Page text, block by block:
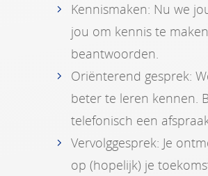
Kennismaken: Nu we
jou om kennis te
beantwoorden.
Oriënterend gesprek:
beter te leren kennen.
telefonisch een
Vervolggesprek: Je
op (hopelijk) je